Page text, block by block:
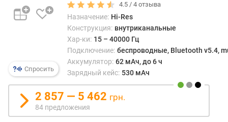
свои
и
см.
)
.
ч
а
с
т
Спросить
4.5 /4 отзыва
Назначение: Hi-Res
Конструкция: внутриканальные
Хар-ки: 15 – 40000 Гц
Подключение: беспроводные, Bluetooth v5.4,
Аккумулятор: 62 мАч, до 6 ч
Зарядный кейс: 530 мАч
2 857 — 5 462 грн.
84 предложения